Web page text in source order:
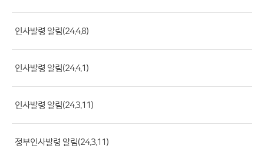
제
목,
등
부
인사발령 알림(24.4.8)
인사발령 알림(24.4.1)
인사발령 알림(24.3.11)
정부인사발령 알림(24.3.11)